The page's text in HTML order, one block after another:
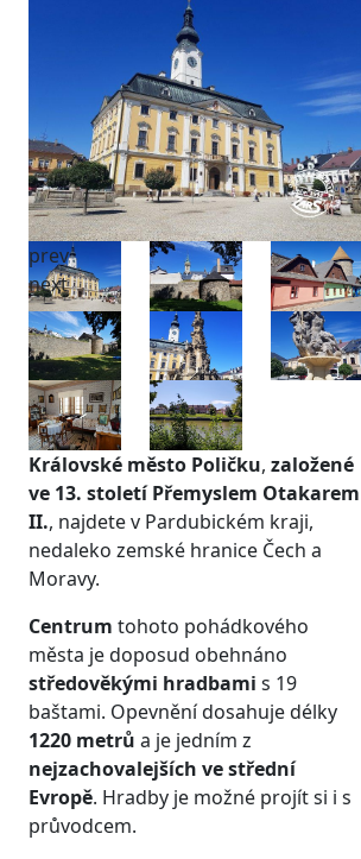
prev
next
Královské město Poličku, založené
ve 13. století Přemyslem Otakarem
II., najdete v Pardubickém kraji,
nedaleko zemské hranice Čech a
Moravy.
Centrum tohoto pohádkového
města je doposud obehnáno
středověkými hradbami s 19
baštami. Opevnění dosahuje délky
1220 metrů a je jedním z
nejzachovalejších ve střední
Evropě. Hradby je možné projít si i s
průvodcem.